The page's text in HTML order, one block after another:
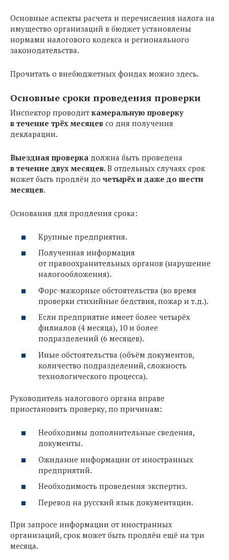
Основные аспекты расчета и перечисления налога на
имущество организаций в бюджет установлены
нормами налогового кодекса и регионального
законодательства.
Прочитать о внебюджетных фондах можно здесь.
Основные сроки проведения проверки
Инспектор проводит камеральную проверку
в течение трёх месяцев со дня получения
декларации.
Выездная проверка должна быть проведена
в течение двух месяцев. В отдельных случаях срок
может быть продлён до четырёх и даже до шести
месяцев.
Основания для продления срока:
Крупные предприятия.
Полученная информация
от правоохранительных органов (нарушение
налогообложения).
Форс-мажорные обстоятельства (во время
проверки стихийные бедствия, пожар и т.д.).
Если предприятие имеет более четырёх
филиалов (4 месяца), 10 и более
подразделений (6 месяцев).
Иные обстоятельства (объём документов,
количество подразделений, сложность
технологического процесса).
Руководитель налогового органа вправе
приостановить проверку, по причинам:
Необходимы дополнительные сведения,
документы.
Ожидание информации от иностранных
предприятий.
Необходимость проведения экспертиз.
Перевод на русский язык документации.
При запросе информации от иностранных
организаций, срок может быть продлён ещё на три
месяца.